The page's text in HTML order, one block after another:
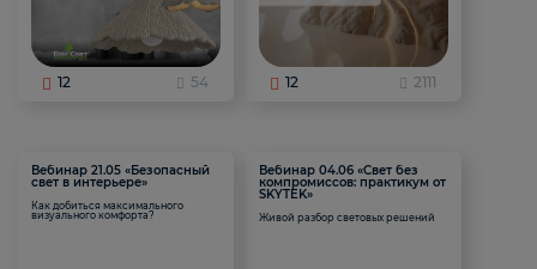
12 54 12 2111
Вебинар 21.05 «Безопасный
свет в интерьере»
Как добиться максимального
визуального комфорта?
Вебинар 04.06 «Свет без
компромиссов: практикум от
SKYTEK»
Живой разбор световых решений